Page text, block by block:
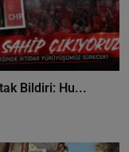
Bildiri: Hu...